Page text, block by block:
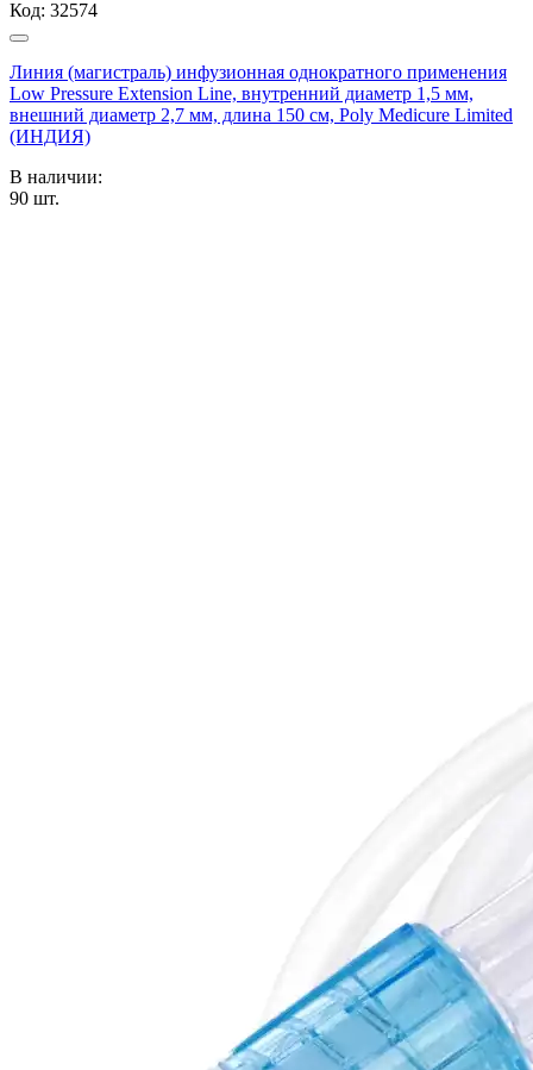
Код: 32574
Линия (магистраль) инфузионная однократного применения
Low Pressure Extension Line, внутренний диаметр 1,5 мм,
внешний диаметр 2,7 мм, длина 150 см, Poly Medicure Limited
(ИНДИЯ)
В наличии:
90 шт.